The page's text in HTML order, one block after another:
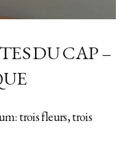
DU CAP –
trois fleurs, trois